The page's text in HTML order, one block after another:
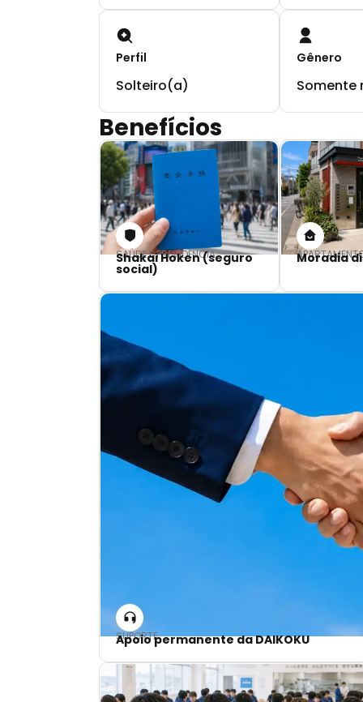
Perfil
Solteiro(a)
Gênero
Somente
Benefícios
SAÚDE E PREVIDÊNCIA
Shakai Hoken (seguro
social)
Moradia
SUPORTE
Apoio permanente da DAIKOKU